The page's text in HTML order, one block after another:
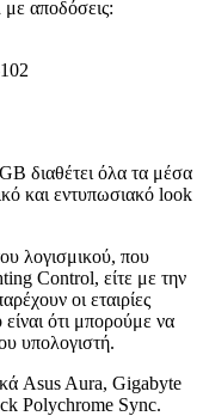
αποδόσεις:
διαθέτει όλα τα μέσα
και εντυπωσιακό look
λογισμικού, που
Control, είτε με την
οι εταιρίες
ότι μπορούμε να
υπολογιστή.
Asus Aura, Gigabyte
Polychrome Sync.